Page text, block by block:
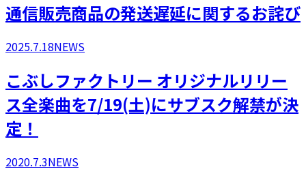
通信販売商品の発送遅延に関するお詫び
2025.7.18NEWS
こぶしファクトリー オリジナルリリー
ス全楽曲を7/19(土)にサブスク解禁が決
定！
2020.7.3NEWS